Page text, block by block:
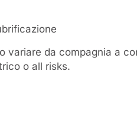
da compagnia a
o all risks.